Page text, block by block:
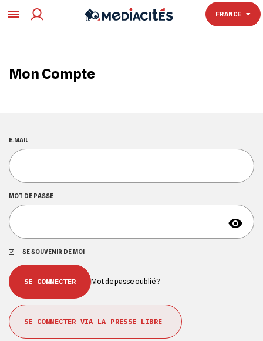
FRANCE
TOULOUSE
Mon Compte
E‑MAIL
MOT DE PASSE
SE SOUVENIR DE MOI
Mot de passe oublié ?
SE CONNECTER VIA LA PRESSE LIBRE